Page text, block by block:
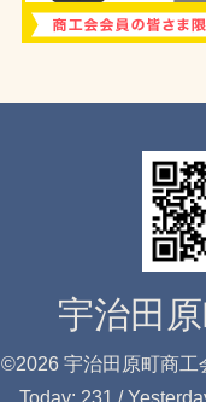
宇治田
©2026 宇治田原町商工